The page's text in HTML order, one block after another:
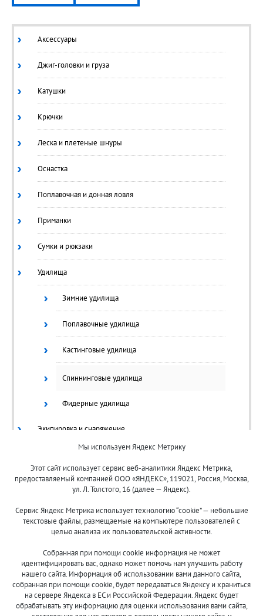
Аксессуары
Джиг-головки и груза
Катушки
Крючки
Леска и плетеные шнуры
Оснастка
Поплавочная и донная ловля
Приманки
Сумки и рюкзаки
Удилища
Зимние удилища
Поплавочные удилища
Кастинговые удилища
Спиннинговые удилища
Фидерные удилища
Экипировка и снаряжение
© 2013-2024 "Волжские приманки"
8 (800)
500-7844
Мы используем Яндекс Метрику
Этот сайт использует сервис веб-аналитики Яндекс Метрика,
предоставляемый компанией ООО «ЯНДЕКС», 119021, Россия, Москва,
ул. Л. Толстого, 16 (далее — Яндекс).
Сервис Яндекс Метрика использует технологию “cookie” — небольшие
текстовые файлы, размещаемые на компьютере пользователей с
целью анализа их пользовательской активности.
Собранная при помощи cookie информация не может
идентифицировать вас, однако может помочь нам улучшить работу
нашего сайта. Информация об использовании вами данного сайта,
собранная при помощи cookie, будет передаваться Яндексу и храниться
на сервере Яндекса в ЕС и Российской Федерации. Яндекс будет
обрабатывать эту информацию для оценки использования вами сайта,